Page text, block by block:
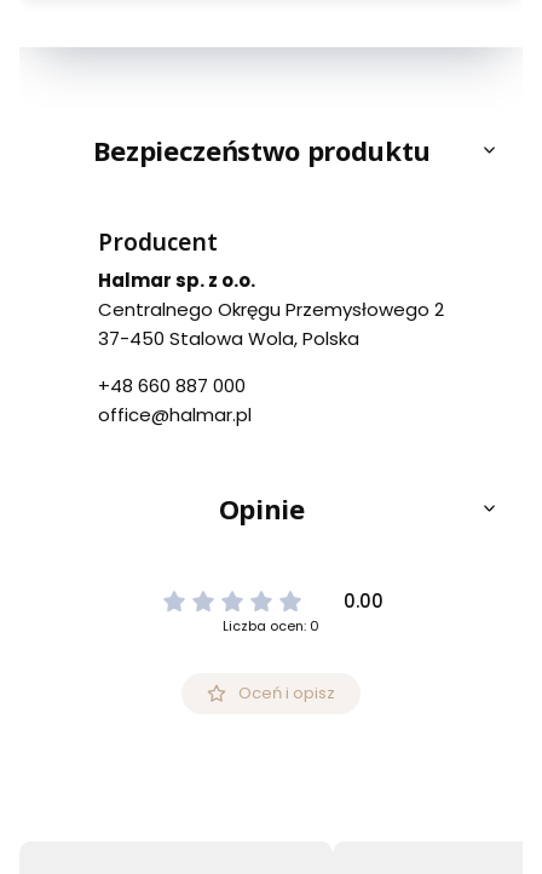
Bezpieczeństwo produktu
Producent
Halmar sp. z o.o.
Centralnego Okręgu Przemysłowego 2
37-450 Stalowa Wola, Polska
+48 660 887 000
office@halmar.pl
Opinie
0.00
Liczba ocen: 0
Oceń i opisz